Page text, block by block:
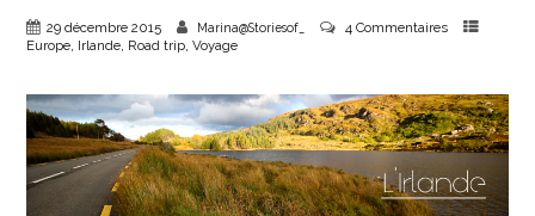
29 décembre 2015 Marina@Storiesof_
4 Commentaires
Europe, Irlande, Road trip, Voyage